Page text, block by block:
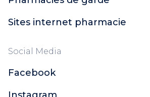
Sites internet pharmacie
Social Media
Facebook